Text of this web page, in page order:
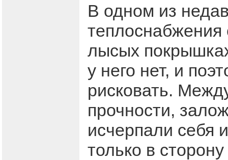
В одном из
теплоснабжения
лысых
у него нет, и
рисковать.
прочности,
исчерпали себя
только в